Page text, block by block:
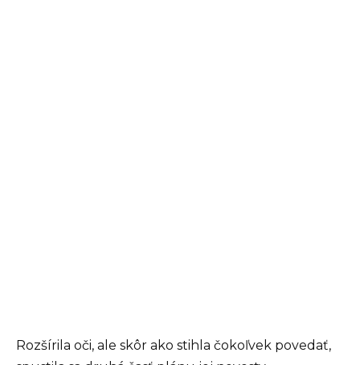
Rozšírila oči, ale skôr ako stihla čokoľvek povedať,